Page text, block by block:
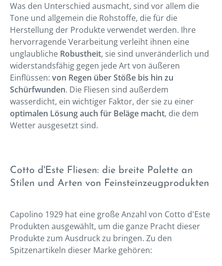
Was den Unterschied ausmacht, sind vor allem die
Tone und allgemein die Rohstoffe, die für die
Herstellung der Produkte verwendet werden. Ihre
hervorragende Verarbeitung verleiht ihnen eine
unglaubliche Robustheit, sie sind unveränderlich und
widerstandsfähig gegen jede Art von äußeren
Einflüssen: von Regen über Stöße bis hin zu
Schürfwunden. Die Fliesen sind außerdem
wasserdicht, ein wichtiger Faktor, der sie zu einer
optimalen Lösung auch für Beläge macht, die dem
Wetter ausgesetzt sind.
Cotto d'Este Fliesen: die breite Palette an
Stilen und Arten von Feinsteinzeugprodukten
Capolino 1929 hat eine große Anzahl von Cotto d'Este
Produkten ausgewählt, um die ganze Pracht dieser
Produkte zum Ausdruck zu bringen. Zu den
Spitzenartikeln dieser Marke gehören: